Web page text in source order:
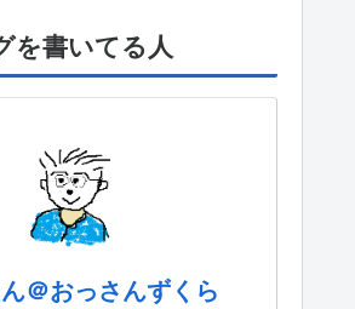
を書いてる人
＠おっさんずくら